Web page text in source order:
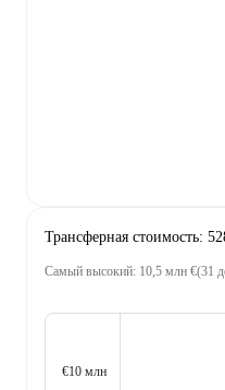
Трансферная стоимость:
Самый высокий: 10,5 млн €(31
€10 млн